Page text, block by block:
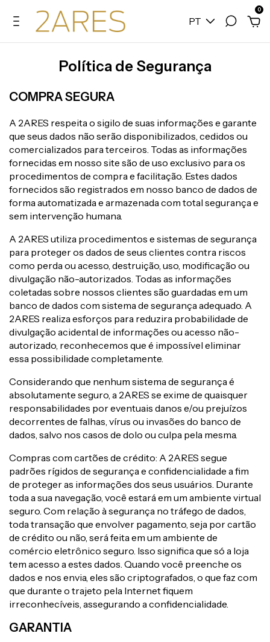
PT
0
Política de Segurança
COMPRA SEGURA
A 2ARES respeita o sigilo de suas informações e garante
que seus dados não serão disponibilizados, cedidos ou
comercializados para terceiros. Todas as informações
fornecidas em nosso site são de uso exclusivo para os
procedimentos de compra e facilitação. Estes dados
fornecidos são registrados em nosso banco de dados de
forma automatizada e armazenada com total segurança e
sem intervenção humana.
A 2ARES utiliza procedimentos e sistemas de segurança
para proteger os dados de seus clientes contra riscos
como perda ou acesso, destruição, uso, modificação ou
divulgação não-autorizados. Todas as informações
coletadas sobre nossos clientes são guardadas em um
banco de dados com sistema de segurança adequado. A
2ARES realiza esforços para reduzira probabilidade de
divulgação acidental de informações ou acesso não-
autorizado, reconhecemos que é impossível eliminar
essa possibilidade completamente.
Considerando que nenhum sistema de segurança é
absolutamente seguro, a 2ARES se exime de quaisquer
responsabilidades por eventuais danos e/ou prejuízos
decorrentes de falhas, vírus ou invasões do banco de
dados, salvo nos casos de dolo ou culpa pela mesma.
Compras com cartões de crédito: A 2ARES segue
padrões rígidos de segurança e confidencialidade a fim
de proteger as informações dos seus usuários. Durante
toda a sua navegação, você estará em um ambiente virtual
seguro. Com relação à segurança no tráfego de dados,
toda transação que envolver pagamento, seja por cartão
de crédito ou não, será feita em um ambiente de
comércio eletrônico seguro. Isso significa que só a loja
tem acesso a estes dados. Quando você preenche os
dados e nos envia, eles são criptografados, o que faz com
que durante o trajeto pela Internet fiquem
irreconhecíveis, assegurando a confidencialidade.
GARANTIA